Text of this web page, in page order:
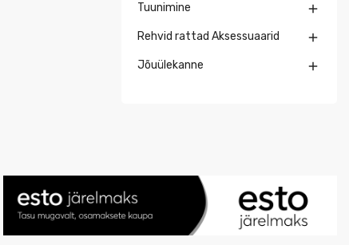
Tuunimine 
Rehvid rattad Aksessuaarid 
Jõuülekanne 